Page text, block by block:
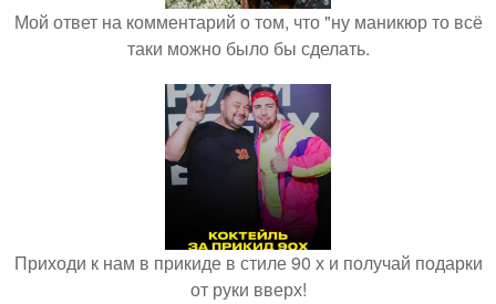
Мой ответ на комментарий о том, что "ну маникюр то всё
таки можно было бы сделать.
Приходи к нам в прикиде в стиле 90 х и получай подарки
от руки вверх!